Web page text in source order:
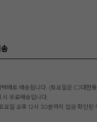
배로 배송됩니다. (토요일은 CJ대한
무료배송입니다.
요일 오후 12시 30분까지 입금 확인된